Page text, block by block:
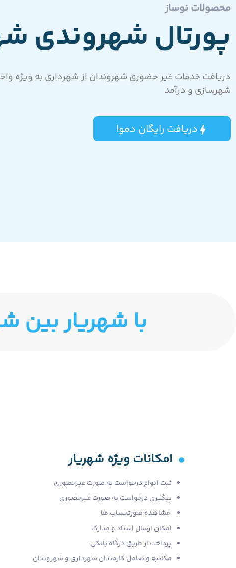
محصولات نوساز
پورتال شهروندی
دریافت خدمات غیر حضوری شهروندان از شهرداری به ویژه
شهرسازی و درآمد
دریافت رایگان دمو!
با شهریار بین
امکانات ویژه شهریار
ثبت انواع درخواست به صورت غیرحضوری
پیگیری درخواست به صورت غیرحضوری
مشاهده صورتحساب ها
امکان ارسال اسناد و مدارک
پرداخت از طریق درگاه بانکی
مکاتبه و تعامل کارمندان شهرداری و شهروندان